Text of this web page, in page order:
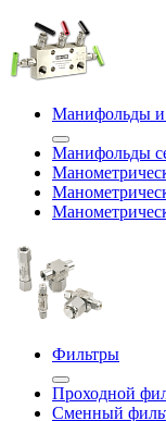
Манифольды и
Манифольды
Фильтры
Проходной
Сменный